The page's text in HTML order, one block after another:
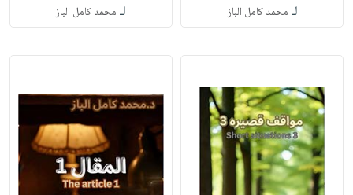
لـ محمد كامل الباز لـ محمد كامل الباز